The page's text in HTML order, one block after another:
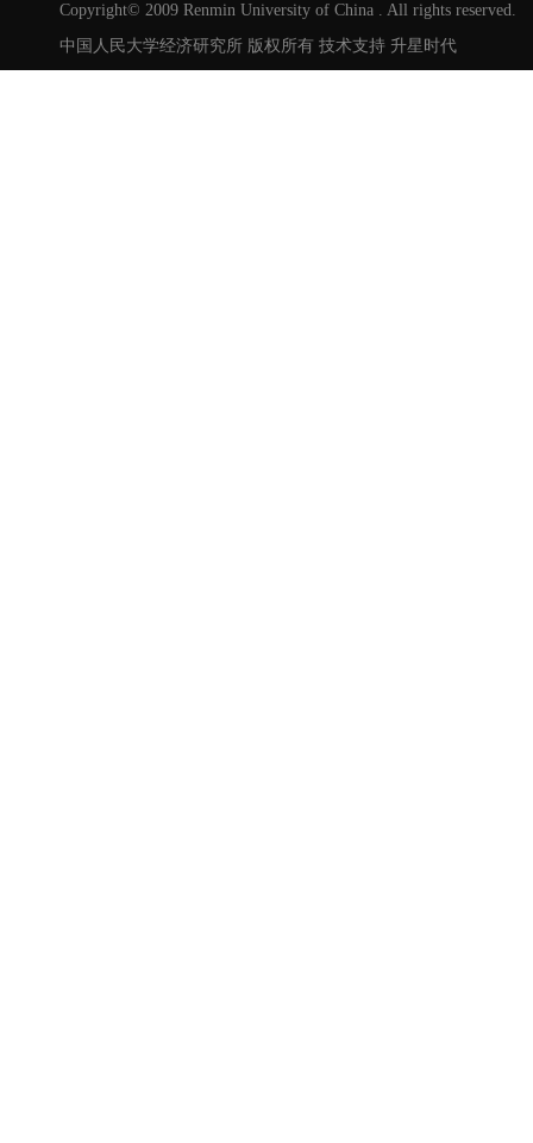
Copyright© 2009 Renmin University of China . All rights reserved.
中国人民大学经济研究所 版权所有 技术支持 升星时代